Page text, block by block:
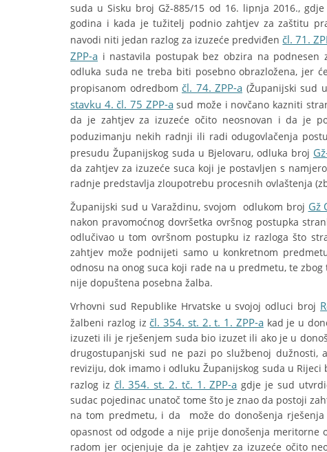
suda u Sisku broj Gž-885/15 od 16. lipnja 2016.,
godina i kada je tužitelj podnio zahtjev za zaštitu
navodi niti jedan razlog za izuzeće predviđen čl. 71.
ZPP-a i nastavila postupak bez obzira na
odluka suda ne treba biti posebno obrazložena, jer
propisanom odredbom čl. 74. ZPP-a (Županijski sud
stavku 4. čl. 75 ZPP-asud može i novčano kazniti
da je zahtjev za izuzeće očito neosnovan i da je
poduzimanju nekih radnji ili radi odugovlačenja
presudu Županijskog suda u Bjelovaru, odluka broj
da zahtjev za izuzeće suca koji je postavljen s
radnje predstavlja zloupotrebu procesnih ovlaštenja
Županijski sud u Varaždinu, svojom odlukom broj Gž
nakon pravomoćnog dovršetka ovršnog postupka
odlučivao u tom ovršnom postupku iz razloga što
zahtjev može podnijeti samo u konkretnom
odnosu na onog suca koji rade na u predmetu, te
nije dopuštena posebna žalba.
Vrhovni sud Republike Hrvatske u svojoj odluci broj
žalbeni razlog iz čl. 354. st. 2. t. 1. ZPP-akad je u
izuzeti ili je rješenjem suda bio izuzet ili ako je u
drugostupanjski sud ne pazi po službenoj dužnosti,
reviziju, dok imamo i odluku Županijskog suda u
razlog iz čl. 354. st. 2. tč. 1. ZPP-a gdje je sud
sudac pojedinac unatoč tome što je znao da postoji
na tom predmetu, i da može do donošenja
opasnost od odgode a nije prije donošenja meritorne
radom jer ocjenjuje da je zahtjev za izuzeće očito